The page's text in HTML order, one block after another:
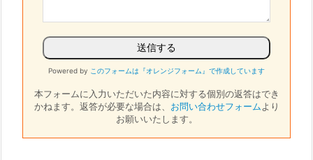
Powered by このフォームは『オレンジフォーム』で作成しています
本フォームに入力いただいた内容に対する個別の返答はでき
かねます。 返答が必要な場合は、 お問い合わせフォームより
お願いいたします。